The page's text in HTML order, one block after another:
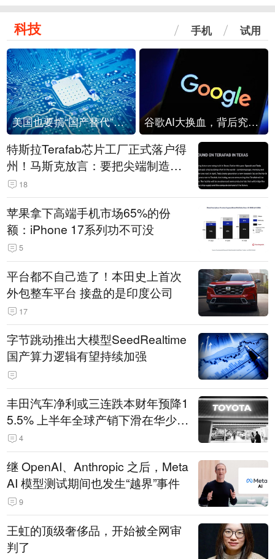
科技 手机 试用
美国也要搞“国产替代”？先算清三笔账 谷歌AI大换血，背后究竟发生了什么？
特斯拉Terafab芯片工厂正式落户得
州！马斯克放言：要把尖端制造带
回美国
18
苹果拿下高端手机市场65%的份
额：iPhone 17系列功不可没
5
平台都不自己造了！本田史上首次
外包整车平台 接盘的是印度公司
17
字节跳动推出大模型SeedRealtime
国产算力逻辑有望持续加强
丰田汽车净利或三连跌本财年预降1
5.5% 上半年全球产销下滑在华少卖
14.3万辆
4
继 OpenAI、Anthropic 之后，Meta
AI 模型测试期间也发生“越界”事件
9
王虹的顶级奢侈品，开始被全网审
判了